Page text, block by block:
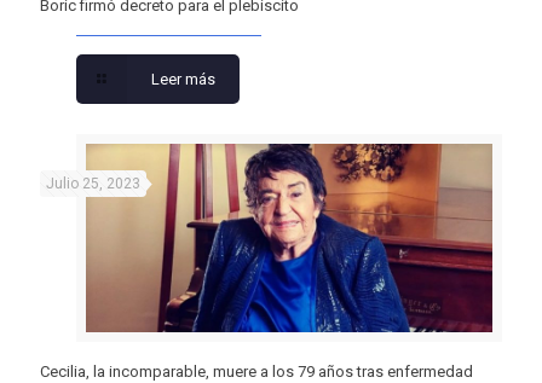
Boric firmó decreto para el plebiscito
Leer más
Julio 25, 2023
Cecilia, la incomparable, muere a los 79 años tras enfermedad